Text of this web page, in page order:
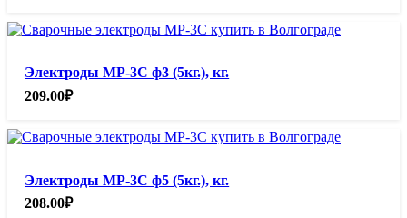
Электроды МР-3С ф3 (5кг.), кг.
209.00₽
Электроды МР-3С ф5 (5кг.), кг.
208.00₽